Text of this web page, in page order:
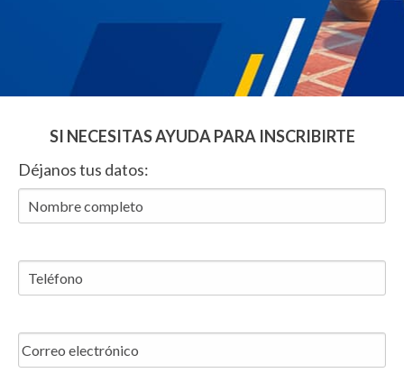
SI NECESITAS AYUDA PARA INSCRIBIRTE
Déjanos tus datos: